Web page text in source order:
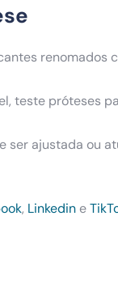
renomados
teste próteses
ser ajustada ou
, Linkedin e